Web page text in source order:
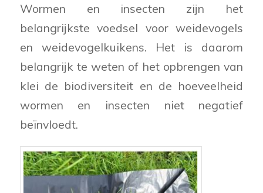
Wormen en insecten zijn het
belangrijkste voedsel voor weidevogels
en weidevogelkuikens. Het is daarom
belangrijk te weten of het opbrengen van
klei de biodiversiteit en de hoeveelheid
wormen en insecten niet negatief
beïnvloedt.